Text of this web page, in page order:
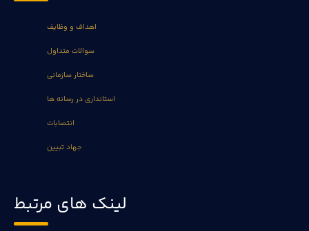
اهداف و وظایف
سوالات متداول
ساختار سازمانی
استانداری در رسانه ها
انتصابات
جهاد تبیین
لینک های مرتبط